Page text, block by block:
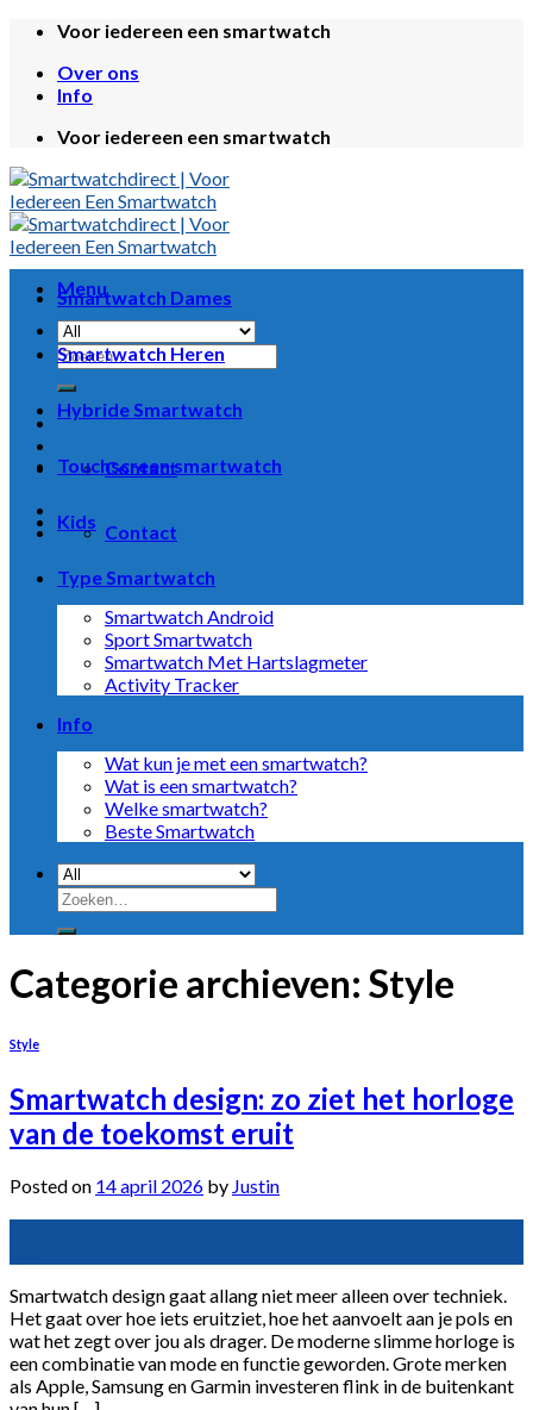
Skip
content
Voor iedereen een smartwatch
Over ons
Info
Voor iedereen een smartwatch
Menu
Zoeken
naar:
Contact
Contact
Smartwatch Dames
Smartwatch Heren
Hybride Smartwatch
Touchscreen smartwatch
Kids
Type Smartwatch
Smartwatch Android
Sport Smartwatch
Smartwatch Met Hartslagmeter
Activity Tracker
Info
Wat kun je met een smartwatch?
Wat is een smartwatch?
Welke smartwatch?
Beste Smartwatch
Zoeken
naar:
Categorie archieven: Style
Style
Smartwatch design: zo ziet het horloge
van de toekomst eruit
Posted on 14 april 2026 by Justin
Smartwatch design gaat allang niet meer alleen over techniek.
Het gaat over hoe iets eruitziet, hoe het aanvoelt aan je pols en
wat het zegt over jou als drager. De moderne slimme horloge is
een combinatie van mode en functie geworden. Grote merken
als Apple, Samsung en Garmin investeren flink in de buitenkant